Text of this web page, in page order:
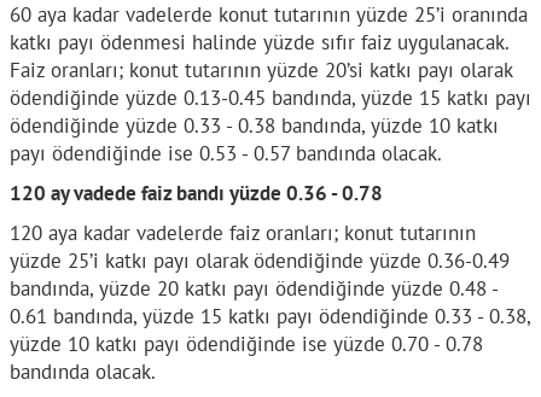
60 aya kadar vadelerde konut tutarının yüzde 25’i oranında
katkı payı ödenmesi halinde yüzde sıfır faiz uygulanacak.
Faiz oranları; konut tutarının yüzde 20’si katkı payı olarak
ödendiğinde yüzde 0.13-0.45 bandında, yüzde 15 katkı payı
ödendiğinde yüzde 0.33 - 0.38 bandında, yüzde 10 katkı
payı ödendiğinde ise 0.53 - 0.57 bandında olacak.
120 ay vadede faiz bandı yüzde 0.36 - 0.78
120 aya kadar vadelerde faiz oranları; konut tutarının
yüzde 25’i katkı payı olarak ödendiğinde yüzde 0.36-0.49
bandında, yüzde 20 katkı payı ödendiğinde yüzde 0.48 -
0.61 bandında, yüzde 15 katkı payı ödendiğinde 0.33 - 0.38,
yüzde 10 katkı payı ödendiğinde ise yüzde 0.70 - 0.78
bandında olacak.